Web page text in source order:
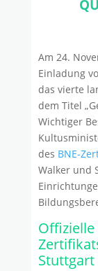
Am 24.
Einladung
das vierte
dem Titel
Wichtiger
des BNE-
Walker und
Offizielle
Stuttgart